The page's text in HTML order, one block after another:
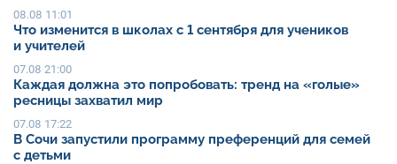
08.08 11:01
Что изменится в школах с 1 сентября для учеников
и учителей
07.08 21:00
Каждая должна это попробовать: тренд на «голые»
ресницы захватил мир
07.08 17:22
В Сочи запустили программу преференций для семей
с детьми